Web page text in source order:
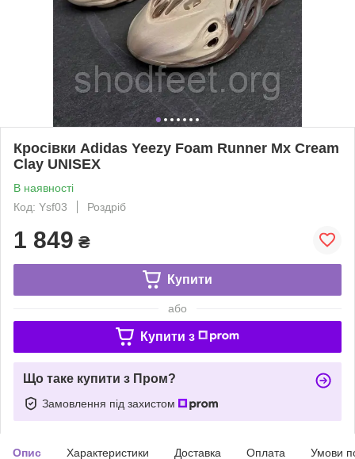
Кросівки Adidas Yeezy Foam Runner Mx Cream
Clay UNISEX
В наявності
Код: Ysf03
Роздріб
1 849 ₴
Купити
або
Купити з
Що таке купити з Пром?
Замовлення під захистом
Опис Характеристики Доставка Оплата Умови